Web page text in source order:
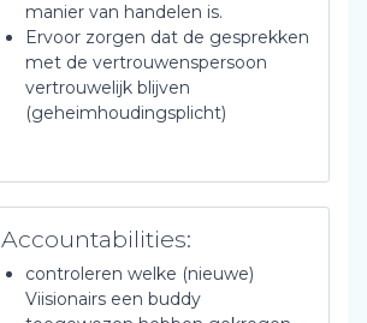
manier van handelen is.
Ervoor zorgen dat de gesprekken
met de vertrouwenspersoon
vertrouwelijk blijven
(geheimhoudingsplicht)
Accountabilities:
controleren welke (nieuwe)
Viisionairs een buddy